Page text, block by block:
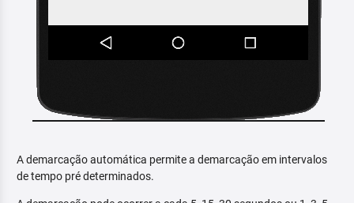
A demarcação automática permite a demarcação em intervalos
de tempo pré determinados.